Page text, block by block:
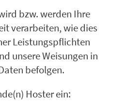
bzw. werden Ihre
verarbeiten, wie dies
Leistungspflichten
unsere Weisungen in
befolgen.
Hoster ein: